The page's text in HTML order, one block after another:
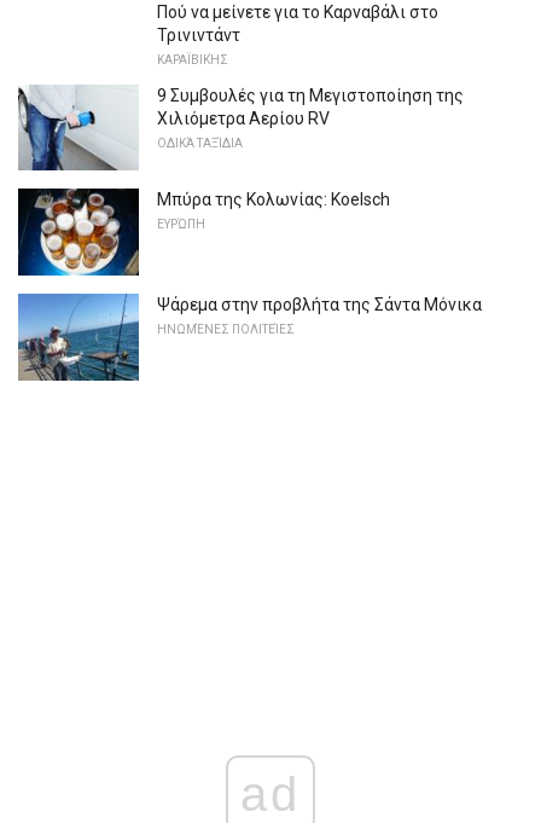
Πού να μείνετε για το Καρναβάλι στο
Τρινιντάντ
ΚΑΡΑΪΒΙΚΉΣ
9 Συμβουλές για τη Μεγιστοποίηση της
Χιλιόμετρα Αερίου RV
ΟΔΙΚΆ ΤΑΞΊΔΙΑ
Μπύρα της Κολωνίας: Koelsch
ΕΥΡΏΠΗ
Ψάρεμα στην προβλήτα της Σάντα Μόνικα
ΗΝΩΜΈΝΕΣ ΠΟΛΙΤΕΊΕΣ
ad